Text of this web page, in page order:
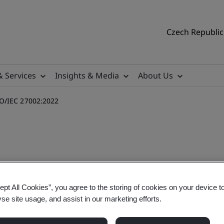
Czech
Services Insights & Media About Us
IEC 27002:2022
IEC 27002:2022 -
All Cookies”, you agree to the storing of cookies on your device
site usage, and assist in our marketing efforts.